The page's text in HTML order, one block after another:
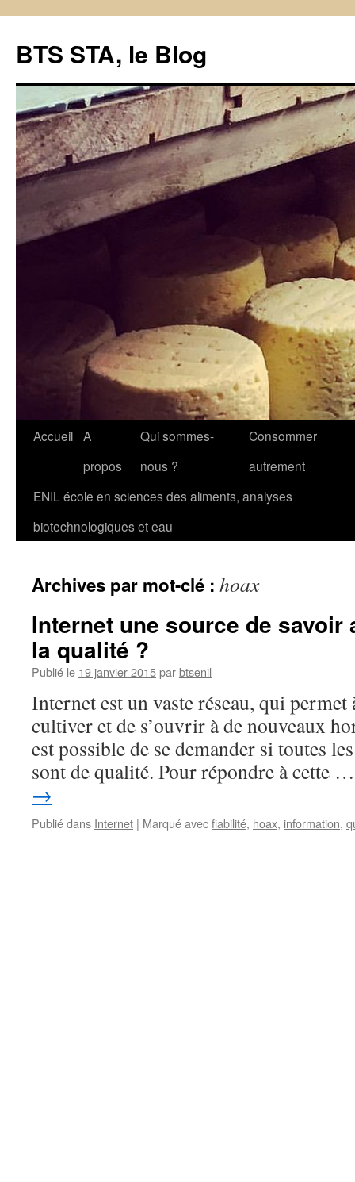
BTS STA, le Blog
Aller
contenu
Accueil A
propos
Qui sommes-
nous ?
Consommer
autrement
ENIL école en sciences des aliments, analyses
biotechnologiques et eau
Archives par mot-clé : hoax
Internet une source de savoir
la qualité ?
Publié le 19 janvier 2015parbtsenil
Internet est un vaste réseau, qui permet
cultiver et de s’ouvrir à de nouveaux
est possible de se demander si toutes
sont de qualité. Pour répondre à cette
→
Publié dans Internet | Marqué avecfiabilité, hoax, information,